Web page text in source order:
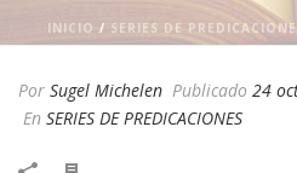
INICIO / SERIES DE
Por Sugel Michelen Publicado 24
En SERIES DE PREDICACIONES